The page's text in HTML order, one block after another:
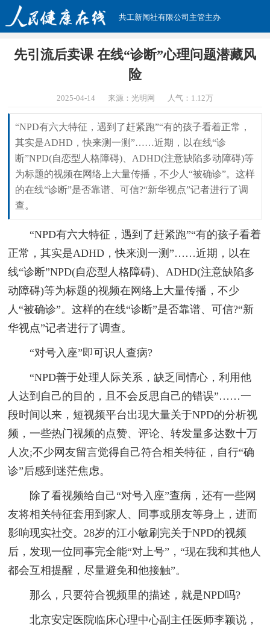
共工新闻社有限公司主管主办
先引流后卖课 在线“诊断”心理问题潜藏风
险
2025-04-14 来源：光明网 人气： 1.12万
“NPD有六大特征，遇到了赶紧跑”“有的孩子看着正常，
其实是ADHD，快来测一测”……近期，以在线“诊
断”NPD(自恋型人格障碍)、ADHD(注意缺陷多动障碍)等
为标题的视频在网络上大量传播，不少人“被确诊”。这样
的在线“诊断”是否靠谱、可信?“新华视点”记者进行了调
查。
“NPD有六大特征，遇到了赶紧跑”“有的孩子看着
正常，其实是ADHD，快来测一测”……近期，以在
线“诊断”NPD(自恋型人格障碍)、ADHD(注意缺陷多
动障碍)等为标题的视频在网络上大量传播，不少
人“被确诊”。这样的在线“诊断”是否靠谱、可信?“新
华视点”记者进行了调查。
“对号入座”即可识人查病?
“NPD善于处理人际关系，缺乏同情心，利用他
人达到自己的目的，且不会反思自己的错误”……一
段时间以来，短视频平台出现大量关于NPD的分析视
频，一些热门视频的点赞、评论、转发量多达数十万
人次;不少网友留言觉得自己符合相关特征，自行“确
诊”后感到迷茫焦虑。
除了看视频给自己“对号入座”查病，还有一些网
友将相关特征套用到家人、同事或朋友等身上，进而
影响现实社交。28岁的江小敏刷完关于NPD的视频
后，发现一位同事完全能“对上号”，“现在我和其他人
都会互相提醒，尽量避免和他接触”。
那么，只要符合视频里的描述，就是NPD吗?
北京安定医院临床心理中心副主任医师李颖说，